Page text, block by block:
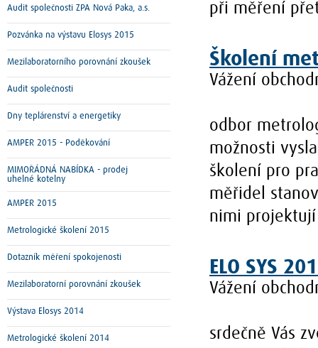
při měření
Školení
Vážení
odbor
možnosti
školení pro
měřidel
nimi projektují
ELO SYS
Vážení
srdečně Vás
Audit společnosti ZPA Nová Paka, a.s.
Pozvánka na výstavu Elosys 2015
Mezilaboratorního porovnání zkoušek
Audit společnosti
Dny teplárenství a energetiky
AMPER 2015 - Poděkování
MIMOŘÁDNÁ NABÍDKA - prodej
uhelné kotelny
AMPER 2015
Metrologické školení 2015
Dotazník měření spokojenosti
Mezilaboratorní porovnání zkoušek
Výstava Elosys 2014
Metrologické školení 2014